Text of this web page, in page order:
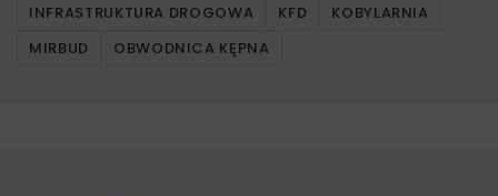
INFRASTRUKTURA DROGOWA
KFD
KOBYLARNIA
MIRBUD
OBWODNICA KĘPNA